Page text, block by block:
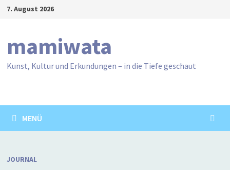
Zum7. August 2026
mamiwata
Kunst, Kultur und Erkundungen – in die Tiefe geschaut
MENÜ
JOURNAL